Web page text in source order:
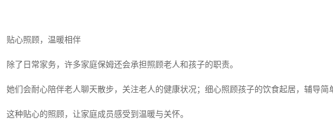
贴心照顾，温暖相伴
除了日常家务，许多家庭保姆还会承担照顾老人和孩子的职责。
她们会耐心陪伴老人聊天散步，关注老人的健康状况；细心照顾孩子的饮食起居，辅导简
这种贴心的照顾，让家庭成员感受到温暖与关怀。